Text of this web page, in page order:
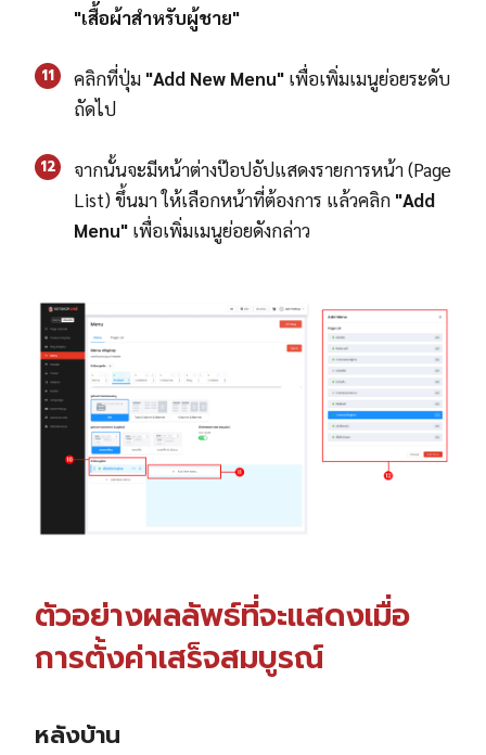
"เสื้อผ้าสำหรับผู้ชาย"
11 คลิกที่ปุ่ม "Add New Menu" เพื่อเพิ่มเมนูย่อยระดับ
ถัดไป
12
จากนั้นจะมีหน้าต่างป๊อปอัปแสดงรายการหน้า (Page
List) ขึ้นมา ให้เลือกหน้าที่ต้องการ แล้วคลิก "Add
Menu" เพื่อเพิ่มเมนูย่อยดังกล่าว
ตัวอย่างผลลัพธ์ที่จะแสดงเมื่อ
การตั้งค่าเสร็จสมบูรณ์
หลังบ้าน